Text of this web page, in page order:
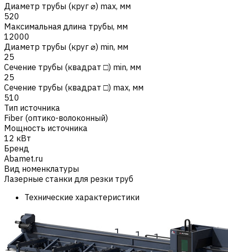
Диаметр трубы (круг ⌀) max, мм
520
Максимальная длина трубы, мм
12000
Диаметр трубы (круг ⌀) min, мм
25
Сечение трубы (квадрат □) min, мм
25
Сечение трубы (квадрат □) max, мм
510
Тип источника
Fiber (оптико-волоконный)
Мощность источника
12 кВт
Бренд
Abamet.ru
Вид номенклатуры
Лазерные станки для резки труб
Технические характеристики